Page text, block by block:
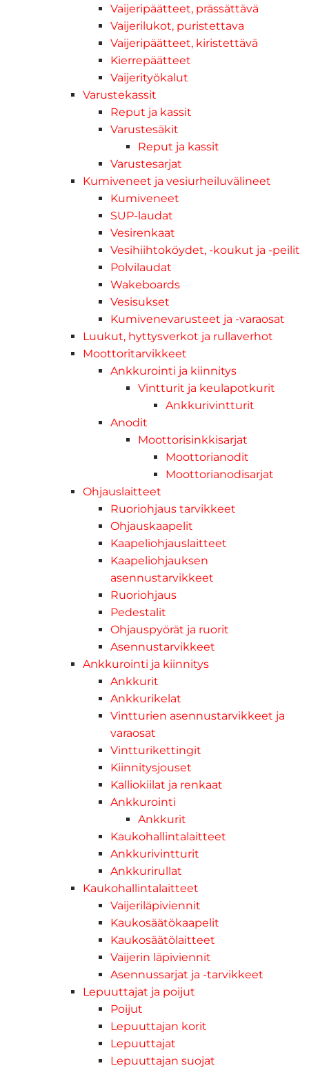
Vaijeripäätteet, prässättävä
Vaijerilukot, puristettava
Vaijeripäätteet, kiristettävä
Kierrepäätteet
Vaijerityökalut
Varustekassit
Reput ja kassit
Varustesäkit
Reput ja kassit
Varustesarjat
Kumiveneet ja vesiurheiluvälineet
Kumiveneet
SUP-laudat
Vesirenkaat
Vesihiihtoköydet, -koukut ja -peilit
Polvilaudat
Wakeboards
Vesisukset
Kumivenevarusteet ja -varaosat
Luukut, hyttysverkot ja rullaverhot
Moottoritarvikkeet
Ankkurointi ja kiinnitys
Vintturit ja keulapotkurit
Ankkurivintturit
Anodit
Moottorisinkkisarjat
Moottorianodit
Moottorianodisarjat
Ohjauslaitteet
Ruoriohjaus tarvikkeet
Ohjauskaapelit
Kaapeliohjauslaitteet
Kaapeliohjauksen
asennustarvikkeet
Ruoriohjaus
Pedestalit
Ohjauspyörät ja ruorit
Asennustarvikkeet
Ankkurointi ja kiinnitys
Ankkurit
Ankkurikelat
Vintturien asennustarvikkeet ja
varaosat
Vintturikettingit
Kiinnitysjouset
Kalliokiilat ja renkaat
Ankkurointi
Ankkurit
Kaukohallintalaitteet
Ankkurivintturit
Ankkurirullat
Kaukohallintalaitteet
Vaijeriläpiviennit
Kaukosäätökaapelit
Kaukosäätölaitteet
Vaijerin läpiviennit
Asennussarjat ja -tarvikkeet
Lepuuttajat ja poijut
Poijut
Lepuuttajan korit
Lepuuttajat
Lepuuttajan suojat